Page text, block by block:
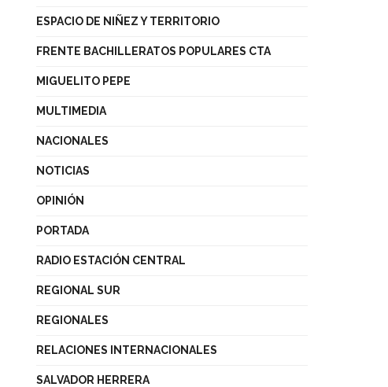
ESPACIO DE NIÑEZ Y TERRITORIO
FRENTE BACHILLERATOS POPULARES CTA
MIGUELITO PEPE
MULTIMEDIA
NACIONALES
NOTICIAS
OPINIÓN
PORTADA
RADIO ESTACIÓN CENTRAL
REGIONAL SUR
REGIONALES
RELACIONES INTERNACIONALES
SALVADOR HERRERA